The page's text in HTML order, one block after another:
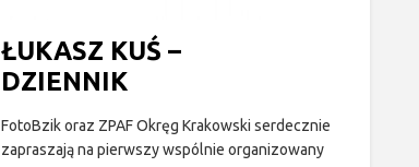
ŁUKASZ KUŚ –
DZIENNIK
FotoBzik oraz ZPAF Okręg Krakowski serdecznie
zapraszają na pierwszy wspólnie organizowany